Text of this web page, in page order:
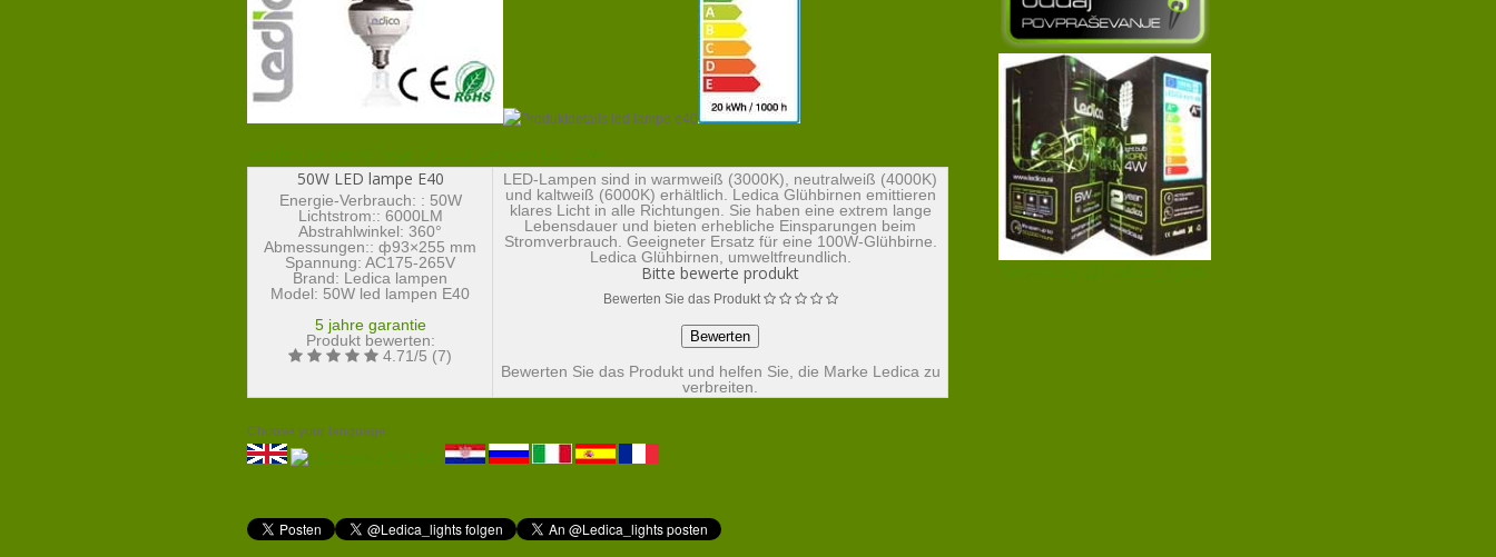
50W LED lampe E40
Energie-Verbrauch: : 50W
Lichtstrom:: 6000LM
Abstrahlwinkel: 360°
Abmessungen:: ф93×255 mm
Spannung: AC175-265V
Brand: Ledica lampen
Model: 50W led lampen E40
5 jahre garantie
Produkt bewerten:
4.71/5 (7)
LED-Lampen sind in warmweiß (3000K), neutralweiß (4000K)
und kaltweiß (6000K) erhältlich. Ledica Glühbirnen emittieren
klares Licht in alle Richtungen. Sie haben eine extrem lange
Lebensdauer und bieten erhebliche Einsparungen beim
Stromverbrauch. Geeigneter Ersatz für eine 100W-Glühbirne.
Ledica Glühbirnen, umweltfreundlich.
Bitte bewerte produkt
Bewerten Sie das Produkt
Bewerten Sie das Produkt und helfen Sie, die Marke Ledica zu
verbreiten.
Choose your language: